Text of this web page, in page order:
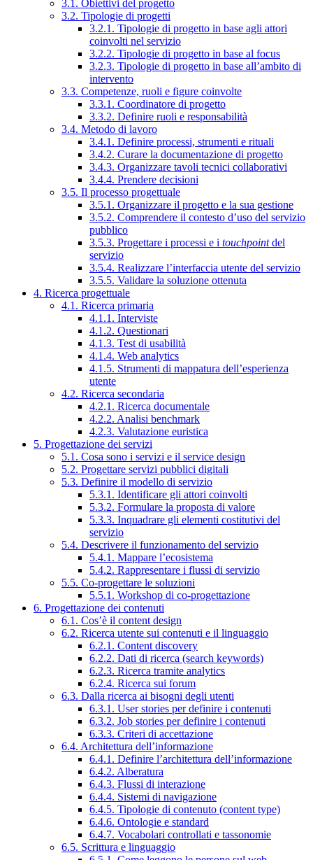
3.1. Obiettivi del progetto
3.2. Tipologie di progetti
3.2.1. Tipologie di progetto in base agli attori
coinvolti nel servizio
3.2.2. Tipologie di progetto in base al focus
3.2.3. Tipologie di progetto in base all’ambito di
intervento
3.3. Competenze, ruoli e figure coinvolte
3.3.1. Coordinatore di progetto
3.3.2. Definire ruoli e responsabilità
3.4. Metodo di lavoro
3.4.1. Definire processi, strumenti e rituali
3.4.2. Curare la documentazione di progetto
3.4.3. Organizzare tavoli tecnici collaborativi
3.4.4. Prendere decisioni
3.5. Il processo progettuale
3.5.1. Organizzare il progetto e la sua gestione
3.5.2. Comprendere il contesto d’uso del servizio
pubblico
3.5.3. Progettare i processi e i touchpointdel
servizio
3.5.4. Realizzare l’interfaccia utente del servizio
3.5.5. Validare la soluzione ottenuta
4. Ricerca progettuale
4.1. Ricerca primaria
4.1.1. Interviste
4.1.2. Questionari
4.1.3. Test di usabilità
4.1.4. Web analytics
4.1.5. Strumenti di mappatura dell’esperienza
utente
4.2. Ricerca secondaria
4.2.1. Ricerca documentale
4.2.2. Analisi benchmark
4.2.3. Valutazione euristica
5. Progettazione dei servizi
5.1. Cosa sono i servizi e il service design
5.2. Progettare servizi pubblici digitali
5.3. Definire il modello di servizio
5.3.1. Identificare gli attori coinvolti
5.3.2. Formulare la proposta di valore
5.3.3. Inquadrare gli elementi costitutivi del
servizio
5.4. Descrivere il funzionamento del servizio
5.4.1. Mappare l’ecosistema
5.4.2. Rappresentare i flussi di servizio
5.5. Co-progettare le soluzioni
5.5.1. Workshop di co-progettazione
6. Progettazione dei contenuti
6.1. Cos’è il content design
6.2. Ricerca utente sui contenuti e il linguaggio
6.2.1. Content discovery
6.2.2. Dati di ricerca (search keywords)
6.2.3. Ricerca tramite analytics
6.2.4. Ricerca sui forum
6.3. Dalla ricerca ai bisogni degli utenti
6.3.1. User stories per definire i contenuti
6.3.2. Job stories per definire i contenuti
6.3.3. Criteri di accettazione
6.4. Architettura dell’informazione
6.4.1. Definire l’architettura dell’informazione
6.4.2. Alberatura
6.4.3. Flussi di interazione
6.4.4. Sistemi di navigazione
6.4.5. Tipologie di contenuto (content type)
6.4.6. Ontologie e standard
6.4.7. Vocabolari controllati e tassonomie
6.5. Scrittura e linguaggio